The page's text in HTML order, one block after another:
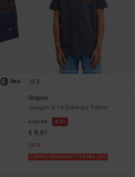
ÖKO
3
Origins
Jungen 8-16 Schwarz T-Shirt
€ 22,95 62%
€ 8,61
SALE
DOPPELTER RABATT EXTRA 25%